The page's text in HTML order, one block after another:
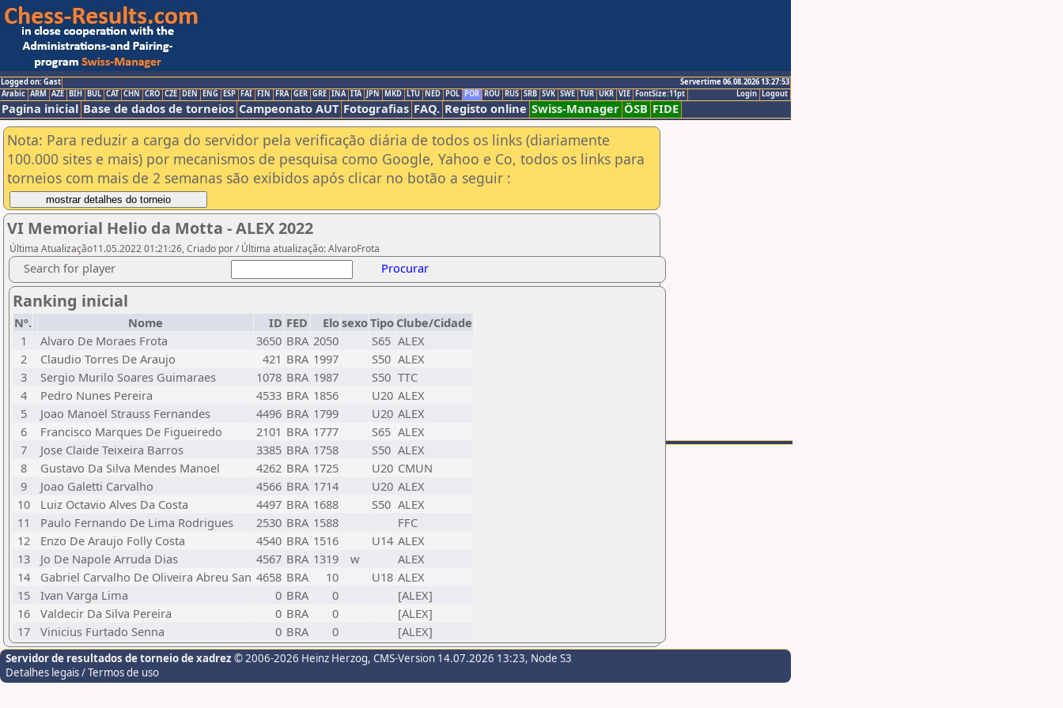
Logged on: Gast
Servertime 06.08.2026 13:27:53
Logout
Login
Arabic ARM AZE BIH BUL CAT CHN CRO CZE DEN ENG ESP FAI FIN FRA GER GRE INA ITA JPN MKD LTU NED POL POR ROU RUS SRB SVK SWE TUR UKR VIE FontSize:11pt
Pagina inicial Base de dados de torneios Campeonato AUT Fotografias FAQ. Registo online Swiss-Manager ÖSB FIDE
Nota: Para reduzir a carga do servidor pela verificação diária de todos os links (diariamente
100.000 sites e mais) por mecanismos de pesquisa como Google, Yahoo e Co, todos os links para
torneios com mais de 2 semanas são exibidos após clicar no botão a seguir :
VI Memorial Helio da Motta - ALEX 2022
Última Atualização11.05.2022 01:21:26, Criado por / Última atualização: AlvaroFrota
Search for player Procurar
Ranking inicial
Nº. Nome ID FED ElosexoTipo Clube/Cidade
1
Alvaro De Moraes Frota 3650 BRA 2050 S65 ALEX
2
Claudio Torres De Araujo 421 BRA 1997 S50 ALEX
3
Sergio Murilo Soares Guimaraes 1078 BRA 1987 S50 TTC
4
Pedro Nunes Pereira 4533 BRA 1856 U20 ALEX
5
Joao Manoel Strauss Fernandes 4496 BRA 1799 U20 ALEX
6
Francisco Marques De Figueiredo 2101 BRA 1777 S65 ALEX
7
Jose Claide Teixeira Barros 3385 BRA 1758 S50 ALEX
8
Gustavo Da Silva Mendes Manoel 4262 BRA 1725 U20 CMUN
9
Joao Galetti Carvalho 4566 BRA 1714 U20 ALEX
10
Luiz Octavio Alves Da Costa 4497 BRA 1688 S50 ALEX
11
Paulo Fernando De Lima Rodrigues 2530 BRA 1588
FFC
12
Enzo De Araujo Folly Costa 4540 BRA 1516 U14 ALEX
13
Jo De Napole Arruda Dias 4567 BRA 1319 w
ALEX
14
Gabriel Carvalho De Oliveira Abreu San 4658 BRA 10 U18 ALEX
15
Ivan Varga Lima 0 BRA 0
[ALEX]
16
Valdecir Da Silva Pereira 0 BRA 0
[ALEX]
17
Vinicius Furtado Senna 0 BRA 0 [ALEX]
Servidor de resultados de torneio de xadrez © 2006-2026 Heinz Herzog, CMS-Version 14.07.2026 13:23, Node S3
Detalhes legais / Termos de uso